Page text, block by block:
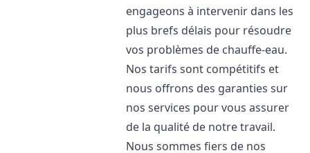
engageons à intervenir dans les
plus brefs délais pour résoudre
vos problèmes de chauffe-eau.
Nos tarifs sont compétitifs et
nous offrons des garanties sur
nos services pour vous assurer
de la qualité de notre travail.
Nous sommes fiers de nos